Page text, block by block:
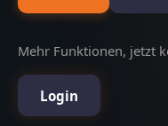
Mehr Funktionen, jetzt
Login